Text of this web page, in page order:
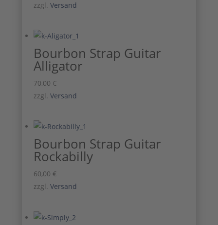
zzgl. Versand
Bourbon Strap Guitar
Alligator
70,00 €
zzgl. Versand
Bourbon Strap Guitar
Rockabilly
60,00 €
zzgl. Versand